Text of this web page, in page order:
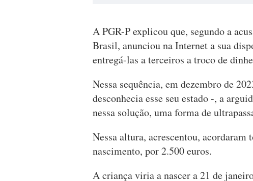
A PGR-P explicou que, segundo a
Brasil, anunciou na Internet a sua
entregá-las a terceiros a troco de
Nessa sequência, em dezembro de
desconhecia esse seu estado -, a
nessa solução, uma forma de
Nessa altura, acrescentou, acordaram
nascimento, por 2.500 euros.
A criança viria a nascer a 21 de